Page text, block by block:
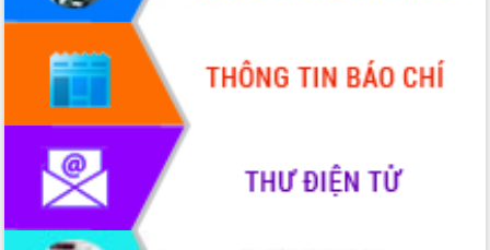
Đắk Lắk: Tôn vinh 46 giải pháp tại Hội
thi Sáng tạo Kỹ thuật 2024 - 2025
Đắk Lắk rà soát, điều chỉnh Đề án 190
về phát triển nuôi trồng thủy sản
Phó Chủ tịch UBND tỉnh Đắk Lắk
Trương Công Thái kiểm tra thực địa
Dự án cao tốc Khánh Hòa - Buôn Ma
Thuột
Định vị cà phê Việt Nam như một “di
sản sống” trong dòng chảy toàn cầu